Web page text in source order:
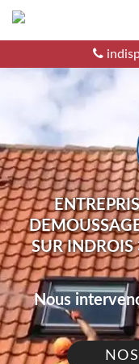
SUR
Nous